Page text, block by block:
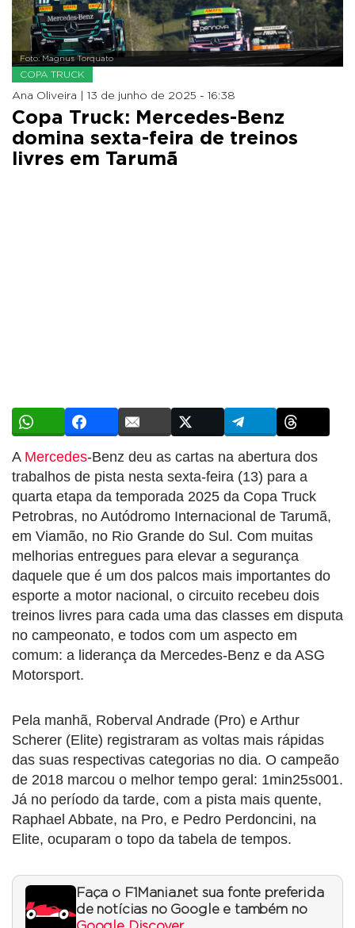
Foto: Magnus Torquato
COPA TRUCK
Ana Oliveira | 13 de junho de 2025 - 16:38
Copa Truck: Mercedes-Benz
domina sexta-feira de treinos
livres em Tarumã
A Mercedes-Benz deu as cartas na abertura dos
trabalhos de pista nesta sexta-feira (13) para a
quarta etapa da temporada 2025 da Copa Truck
Petrobras, no Autódromo Internacional de Tarumã,
em Viamão, no Rio Grande do Sul. Com muitas
melhorias entregues para elevar a segurança
daquele que é um dos palcos mais importantes do
esporte a motor nacional, o circuito recebeu dois
treinos livres para cada uma das classes em disputa
no campeonato, e todos com um aspecto em
comum: a liderança da Mercedes-Benz e da ASG
Motorsport.
Pela manhã, Roberval Andrade (Pro) e Arthur
Scherer (Elite) registraram as voltas mais rápidas
das suas respectivas categorias no dia. O campeão
de 2018 marcou o melhor tempo geral: 1min25s001.
Já no período da tarde, com a pista mais quente,
Raphael Abbate, na Pro, e Pedro Perdoncini, na
Elite, ocuparam o topo da tabela de tempos.
Faça o F1Mania.net sua fonte preferida
de notícias no Google e também no